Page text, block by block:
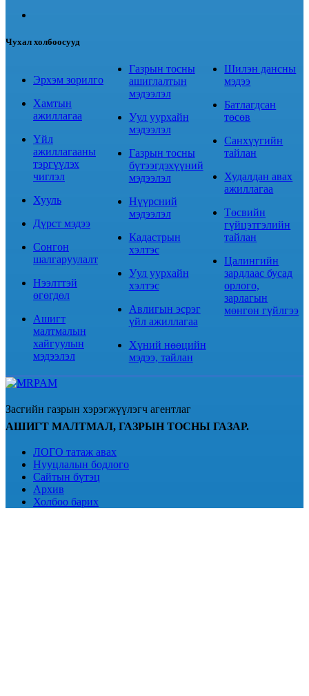
Чухал холбоосууд
Эрхэм зорилго
Хамтын
ажиллагаа
Үйл
ажиллагааны
тэргүүлэх
чиглэл
Хууль
Дүрст мэдээ
Сонгон
шалгаруулалт
Нээлттэй
өгөгдөл
Ашигт
малтмалын
хайгуулын
мэдээлэл
Газрын тосны
ашиглалтын
мэдээлэл
Уул уурхайн
мэдээлэл
Газрын тосны
бүтээгдэхүүний
мэдээлэл
Нүүрсний
мэдээлэл
Кадастрын
хэлтэс
Уул уурхайн
хэлтэс
Авлигын эсрэг
үйл ажиллагаа
Хүний нөөцийн
мэдээ, тайлан
Шилэн дансны
мэдээ
Батлагдсан
төсөв
Санхүүгийн
тайлан
Худалдан авах
ажиллагаа
Төсвийн
гүйцэтгэлийн
тайлан
Цалингийн
зардлаас бусад
орлого,
зарлагын
мөнгөн гүйлгээ
Засгийн газрын хэрэгжүүлэгч агентлаг
АШИГТ МАЛТМАЛ, ГАЗРЫН ТОСНЫ ГАЗАР.
ЛОГО татаж авах
Нууцлалын бодлого
Сайтын бүтэц
Архив
Холбоо барих